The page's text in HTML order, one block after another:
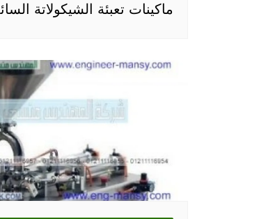
ماكينات تعبئة الشيكولاتة